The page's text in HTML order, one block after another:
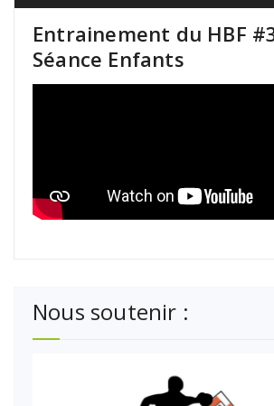
Entrainement du HBF
Séance Enfants
Nous soutenir :